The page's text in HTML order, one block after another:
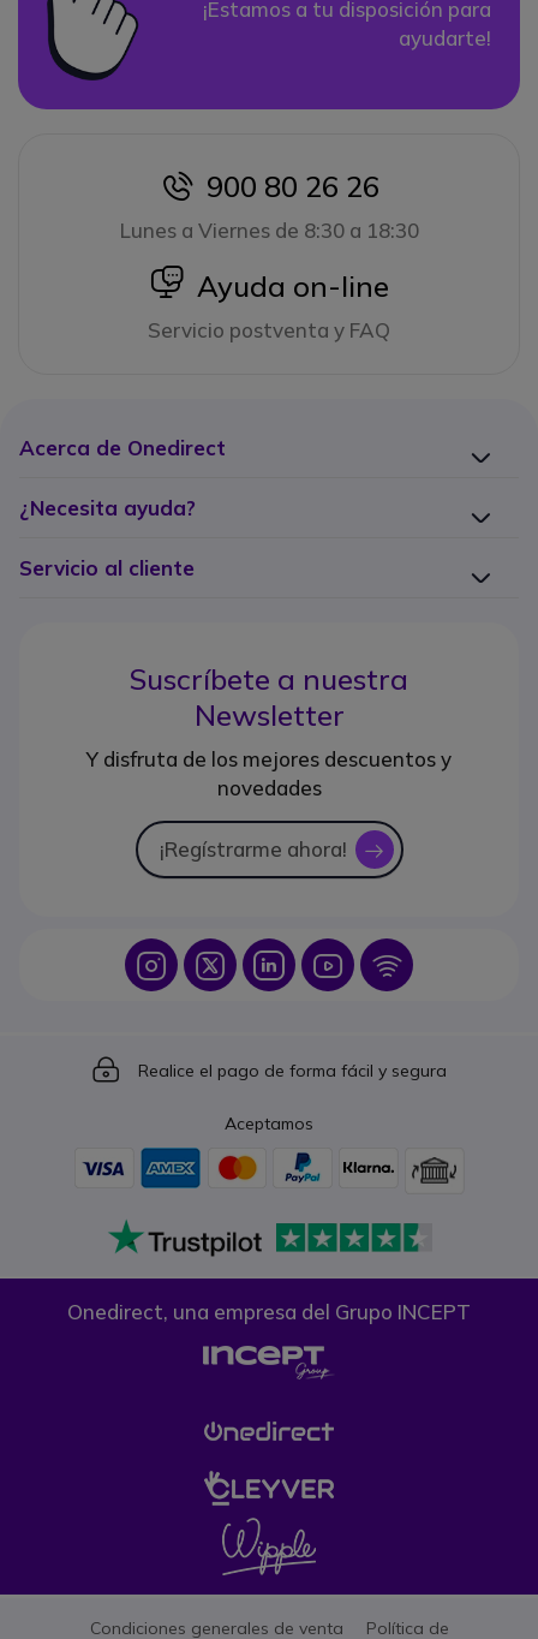
¡Estamos a tu disposición para
ayudarte!
icon
900 80 26 26
Lunes a Viernes de 8:30 a 18:30
icon
Ayuda on-line
Servicio postventa y FAQ
Acerca de Onedirect
¿Necesita ayuda?
Servicio al cliente
Suscríbete a nuestra
Newsletter
Y disfruta de los mejores descuentos y
novedades
¡Regístrarme ahora! icon
Icon IconIcon Icon Icon
Icon
Realice el pago de forma fácil y segura
Aceptamos
Onedirect, una empresa del Grupo INCEPT
Condiciones generales de venta Política de